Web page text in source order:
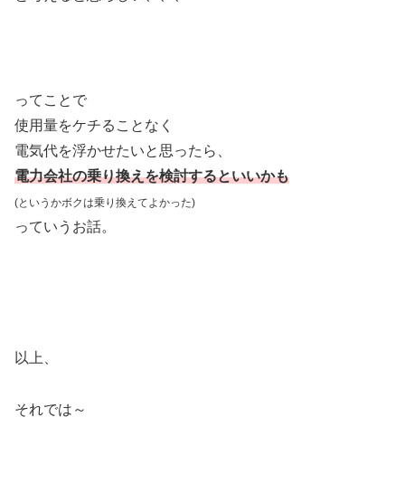
ってことで
使用量をケチることなく
電気代を浮かせたいと思ったら、
電力会社の乗り換えを検討するといいかも
(というかボクは乗り換えてよかった)
っていうお話。
以上、
それでは～